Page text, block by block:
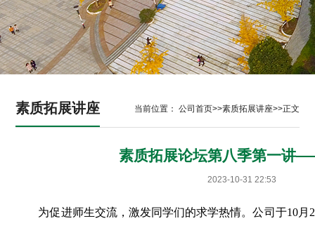
素质拓展讲座 当前位置： 公司首页>>素质拓展讲座>>正文
素质拓展论坛第八季第一讲
2023-10-31 22:53
为促进师生交流，激发同学们的求学热情。公司于10月